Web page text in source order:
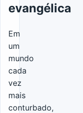
evangélica
Em
um
mundo
cada
vez
mais
conturbado,